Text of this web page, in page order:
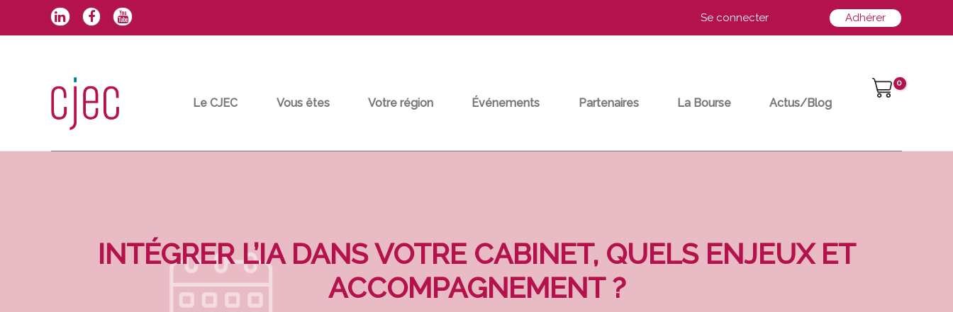
Se connecter Adhérer
Le CJEC Vous êtes Votre région Événements Partenaires La Bourse Actus/Blog
INTÉGRER L’IA DANS VOTRE CABINET, QUELS ENJEUX ET
ACCOMPAGNEMENT ?